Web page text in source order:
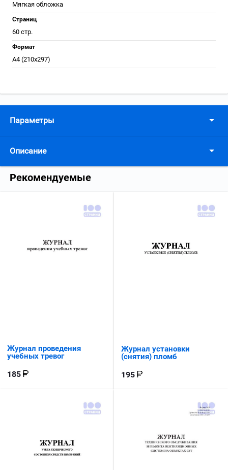
Мягкая обложка
Страниц
60 стр.
Формат
А4 (210x297)
Параметры
Описание
Рекомендуемые
Журнал проведения
учебных тревог
185
Журнал установки
(снятия) пломб
195